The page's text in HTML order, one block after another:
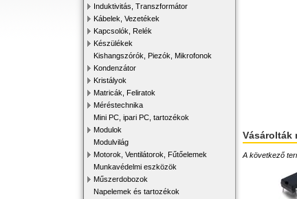
Induktivitás, Transzformátor
Kábelek, Vezetékek
Kapcsolók, Relék
Készülékek
Kishangszórók, Piezók, Mikrofonok
Kondenzátor
Kristályok
Matricák, Feliratok
Méréstechnika
Mini PC, ipari PC, tartozékok
Modulok
Modulvilág
Motorok, Ventilátorok, Fűtőelemek
Munkavédelmi eszközök
Műszerdobozok
Napelemek és tartozékok
Vásárolták
A következő